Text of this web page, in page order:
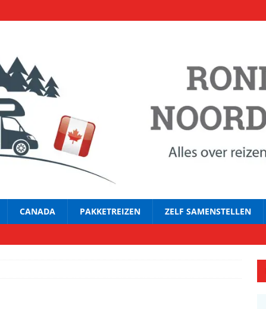
CANADA PAKKETREIZEN ZELF SAMENSTELLEN